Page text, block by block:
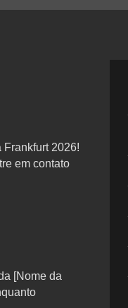
2026!
em contato
[Nome da